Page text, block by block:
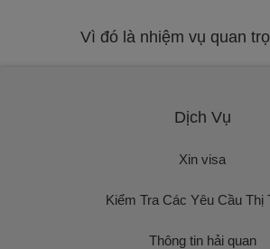
Vì đó là nhiệm vụ quan
Dịch Vụ
Xin visa
Kiểm Tra Các Yêu Cầu Thị
Thông tin hải quan